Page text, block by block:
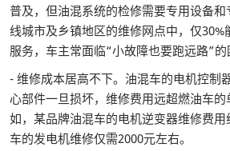
普及，但油混系统的检修需要专用设备
线城市及乡镇地区的维修网点中，仅
服务，车主常面临“小故障也要跑远路”的
- 维修成本居高不下。油混车的电机控制
心部件一旦损坏，维修费用远超燃油车
如，某品牌油混车的电机逆变器维修费
车的发电机维修仅需2000元左右。